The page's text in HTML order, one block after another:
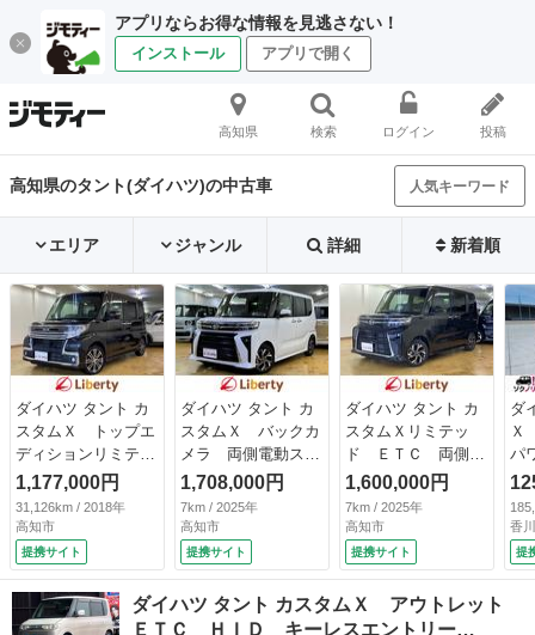
アプリならお得な情報を見逃さない！
インストール アプリで開く
高知県 検索 ログイン 投稿
高知県のタント(ダイハツ)の中古車 人気キーワード
エリア ジャンル 詳細 新着順
ダイハツ タント カ
スタムＸ トップエ
ディションリミテッ
ドＳＡＩＩＩ ナ
ビ ＥＴＣ バック
カメラ 両側電動ス
ライドドア クリア
ランスソナー 衝突
被害軽減システム
オートマチックハイ
1,177,000円
31,126km / 2018年
高知市
提携サイト
ダイハツ タント カ
スタムＸ バックカ
メラ 両側電動スラ
イドドア クリアラ
ンスソナー オート
クルーズコントロー
ル レーンアシス
ト 衝突被害軽減シ
ト ＬＥＤヘッドラ
1,708,000円
7km / 2025年
高知市
提携サイト
ダイハツ タント カ
スタムＸリミテッ
ド ＥＴＣ 両側電
動スライドドア ク
リアランスソナー
オートクルーズコン
トロール レーンア
シスト 衝突被害軽
ライト ＬＥＤヘッ
1,600,000円
7km / 2025年
高知市
提携サイト
ダ
Ｘ
パ
ア
キ
ン
香
提
ダイハツ タント カスタムＸ アウトレット
ＥＴＣ ＨＩＤ キーレスエントリー…